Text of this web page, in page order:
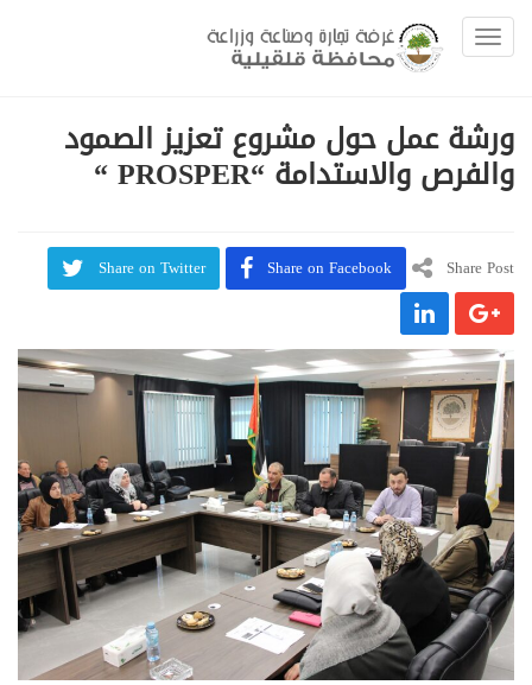
Toggle navigation
ورشة عمل حول مشروع تعزيز الصمود
والفرص والاستدامة “PROSPER “
Share Post
Share on Facebook
Share on Twitter